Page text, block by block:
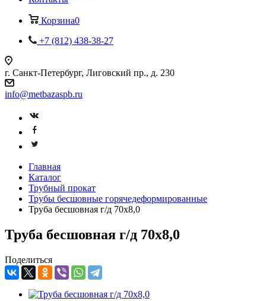
Корзина0
+7 (812) 438-38-27
г. Санкт-Петербург, Лиговский пр., д. 230
info@metbazaspb.ru
Главная
Каталог
Трубный прокат
Трубы бесшовные горячедеформированные
Труба бесшовная г/д 70х8,0
Труба бесшовная г/д 70х8,0
Поделиться